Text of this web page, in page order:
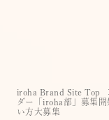
iroha Brand Site Top
ダー「iroha部」募集
い方大募集